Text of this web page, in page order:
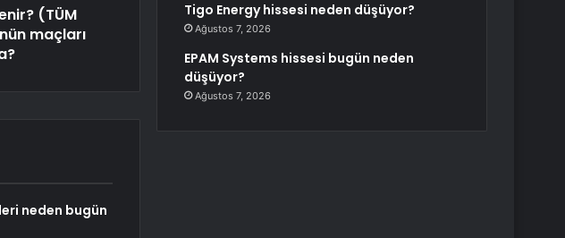
(TÜM
maçları
neden bugün
Tigo Energy hissesi neden düşüyor?
Ağustos 7, 2026
EPAM Systems hissesi bugün neden
düşüyor?
Ağustos 7, 2026